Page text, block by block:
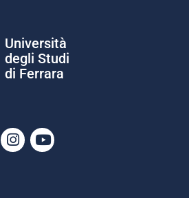
Università
degli Studi
di Ferrara
Instagram
Youtube